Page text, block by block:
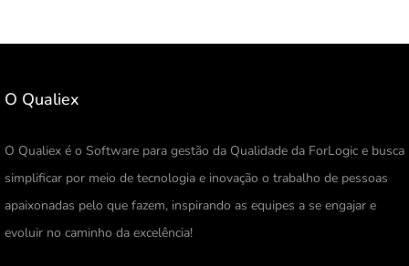
O Qualiex
O Qualiex é o Software para gestão da Qualidade da ForLogic e busca
simplificar por meio de tecnologia e inovação o trabalho de pessoas
apaixonadas pelo que fazem, inspirando as equipes a se engajar e
evoluir no caminho da excelência!